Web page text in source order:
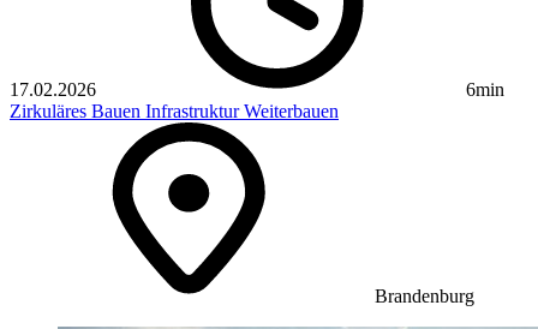
17.02.2026
6min
Zirkuläres Bauen InfrastrukturWeiterbauen
Brandenburg